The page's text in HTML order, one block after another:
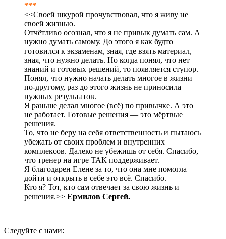
***
<<Своей шкурой прочувствовал, что я живу не
своей жизнью.
Отчётливо осознал, что я не привык думать сам. А
нужно думать самому. До этого я как будто
готовился к экзаменам, зная, где взять материал,
зная, что нужно делать. Но когда понял, что нет
знаний и готовых решений, то появляется ступор.
Понял, что нужно начать делать многое в жизни
по-другому, раз до этого жизнь не приносила
нужных результатов.
Я раньше делал многое (всё) по привычке. А это
не работает. Готовые решения — это мёртвые
решения.
То, что не беру на себя ответственность и пытаюсь
убежать от своих проблем и внутренних
комплексов. Далеко не убежишь от себя. Спасибо,
что тренер на игре ТАК поддерживает.
Я благодарен Елене за то, что она мне помогла
дойти и открыть в себе это всё. Спасибо.
Кто я? Тот, кто сам отвечает за свою жизнь и
решения.>> Ермилов Сергей.
Следуйте с нами: